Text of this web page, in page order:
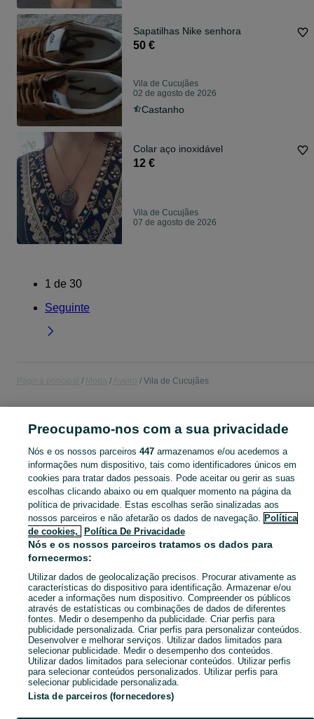
Sapatilhas Nike senhora
50 €
Vila de Cucujães
02 de agosto de 2026
Castanho
Colar aço inoxidável
12 €
Vila de Cucujães
07 de agosto de 2026
1 de 30
Seguinte
Vila de Cucujães
CATEGORIA
Navegue pelos últimos anúncios de Moda em Vila de Cucujães no OLX Portugal. Compre e venda produtos locais com facilidade e segurança. Mostrar
Mapa do site
Mapa das freguesias
Mapa de mini-sites
Pesquisas populares
Preocupamo-nos com a sua privacidade
Nós e os nossos parceiros 447armazenamos e/ou acedemos a
informações num dispositivo, tais como identificadores únicos em
cookies para tratar dados pessoais. Pode aceitar ou gerir as suas
escolhas clicando abaixo ou em qualquer momento na página da
política de privacidade. Estas escolhas serão sinalizadas aos
nossos parceiros e não afetarão os dados de navegação. Política
de cookies,
Política De Privacidade
Nós e os nossos parceiros tratamos os dados para
fornecermos:
Utilizar dados de geolocalização precisos. Procurar ativamente as
características do dispositivo para identificação. Armazenar e/ou
aceder a informações num dispositivo. Compreender os públicos
através de estatísticas ou combinações de dados de diferentes
fontes. Medir o desempenho da publicidade. Criar perfis para
publicidade personalizada. Criar perfis para personalizar conteúdos.
Desenvolver e melhorar serviços. Utilizar dados limitados para
selecionar publicidade. Medir o desempenho dos conteúdos.
Utilizar dados limitados para selecionar conteúdos. Utilizar perfis
para selecionar conteúdos personalizados. Utilizar perfis para
selecionar publicidade personalizada.
Lista de parceiros (fornecedores)